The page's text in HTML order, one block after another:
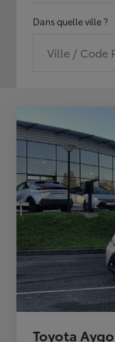
Dans quelle ville ?
Ville / Code
Toyota